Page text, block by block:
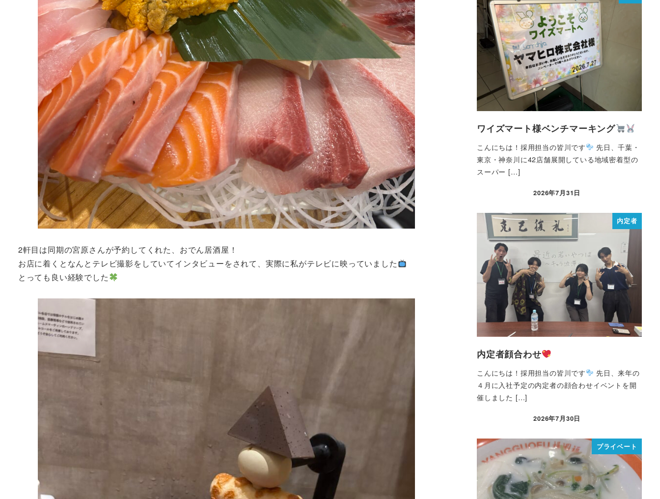
2軒目は同期の宮原さんが予約してくれた、おでん居酒屋！
お店に着くとなんとテレビ撮影をしていてインタビューをされて、実際に私がテレビに映っていました
とっても良い経験でした
ワイズマート様ベンチマーキング
こんにちは！採用担当の皆川です
先日、千葉・
東京・神奈川に42店舗展開している地域密着型の
スーパー […]
2026年7月31日
内定者
内定者顔合わせ
こんにちは！採用担当の皆川です
先日、来年の
４月に入社予定の内定者の顔合わせイベントを開
催しました […]
2026年7月30日
プライベート